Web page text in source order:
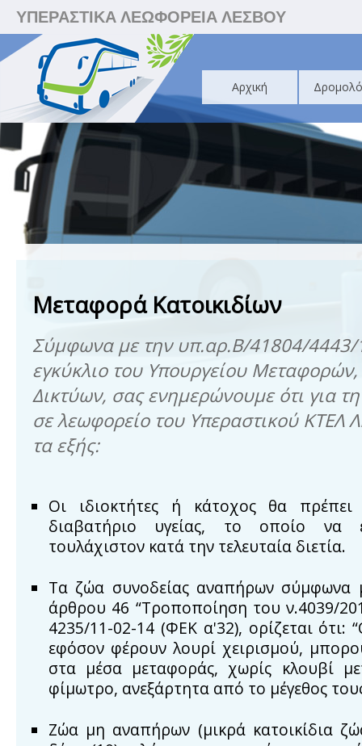
ΥΠΕΡΑΣΤΙΚΑ ΛΕΩΦΟΡΕΙΑ ΛΕΣΒΟΥ
Αρχική
Μεταφορά Κατοικιδίων
Σύμφωνα με την υπ.αρ.Β/41804/4443/
εγκύκλιο του Υπουργείου
Δικτύων, σας ενημερώνουμε ότι για
σε λεωφορείο του Υπεραστικού ΚΤΕΛ
τα εξής:
Οι ιδιοκτήτες ή κάτοχος θα πρέπει
διαβατήριο υγείας, το οποίο να
τουλάχιστον κατά την τελευταία διετία.
Τα ζώα συνοδείας αναπήρων
άρθρου 46 “Τροποποίηση του ν.4039/
4235/11-02-14 (ΦΕΚ α'32), ορίζεται ότι:
εφόσον φέρουν λουρί χειρισμού,
στα μέσα μεταφοράς, χωρίς κλουβί
φίμωτρο, ανεξάρτητα από το μέγεθος
Ζώα μη αναπήρων (μικρά κατοικίδια